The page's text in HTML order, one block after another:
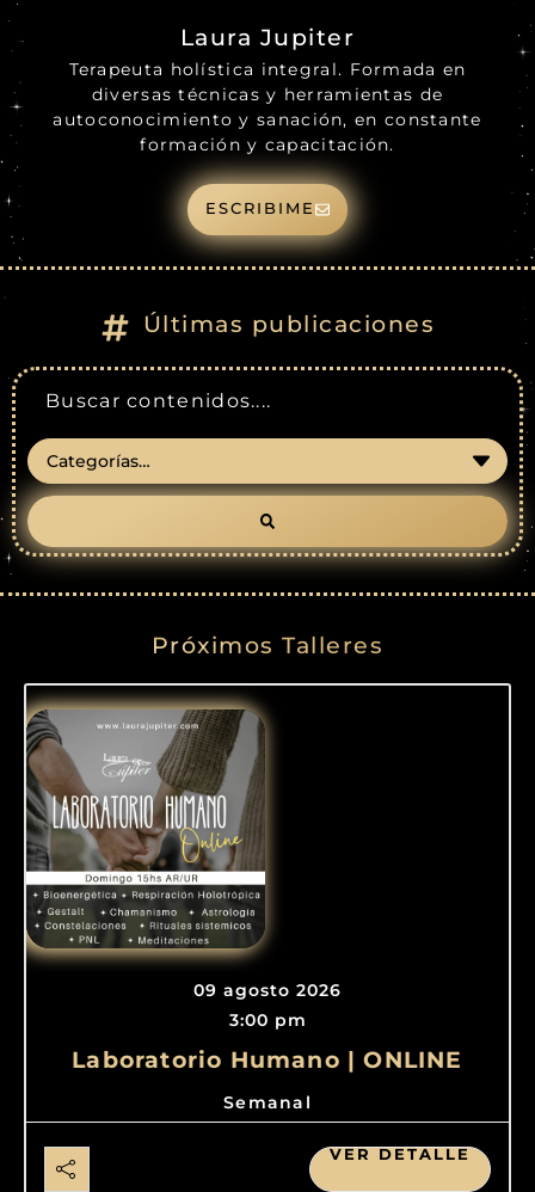
Laura Jupiter
Terapeuta holística integral. Formada en
diversas técnicas y herramientas de
autoconocimiento y sanación, en constante
formación y capacitación.
ESCRIBIME
Últimas publicaciones
Próximos Talleres
09 agosto 2026
3:00 pm
Laboratorio Humano | ONLINE
Semanal
VER DETALLE